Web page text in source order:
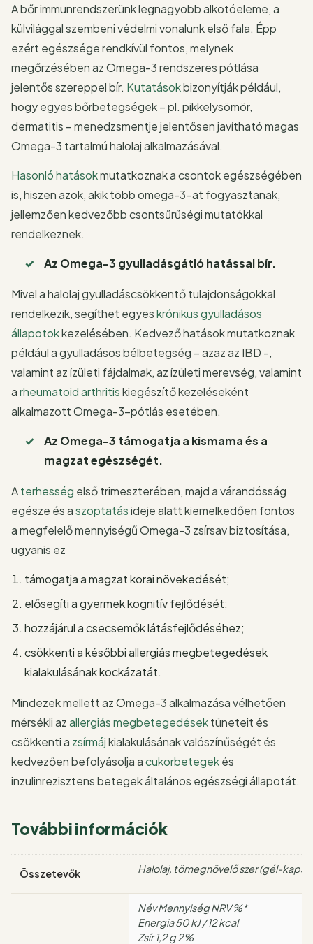
A bőr immunrendszerünk legnagyobb alkotóeleme, a
külvilággal szembeni védelmi vonalunk első fala. Épp
ezért egészsége rendkívül fontos, melynek
megőrzésében az Omega-3 rendszeres pótlása
jelentős szereppel bír. Kutatásokbizonyítják például,
hogy egyes bőrbetegségek – pl. pikkelysömör,
dermatitis – menedzsmentje jelentősen javítható magas
Omega-3 tartalmú halolaj alkalmazásával.
Hasonló hatásokmutatkoznak a csontok egészségében
is, hiszen azok, akik több omega-3-at fogyasztanak,
jellemzően kedvezőbb csontsűrűségi mutatókkal
rendelkeznek.
Az Omega-3 gyulladásgátló hatással bír.
Mivel a halolaj gyulladáscsökkentő tulajdonságokkal
rendelkezik, segíthet egyeskrónikus gyulladásos
állapotokkezelésében. Kedvező hatások mutatkoznak
például a gyulladásos bélbetegség – azaz az IBD -,
valamint az ízületi fájdalmak, az ízületi merevség, valamint
arheumatoid arthritiskiegészítő kezeléseként
alkalmazott Omega-3-pótlás esetében.
Az Omega-3 támogatja a kismama és a
magzat egészségét.
Aterhesség első trimeszterében, majd a várandósság
egésze és aszoptatásideje alatt kiemelkedően fontos
a megfelelő mennyiségű Omega-3 zsírsav biztosítása,
ugyanis ez
támogatja a magzat korai növekedését;
elősegíti a gyermek kognitív fejlődését;
hozzájárul a csecsemők látásfejlődéséhez;
csökkenti a későbbi allergiás megbetegedések
kialakulásának kockázatát.
Mindezek mellett az Omega-3 alkalmazása vélhetően
mérsékli azallergiás megbetegedésektüneteit és
csökkenti a zsírmájkialakulásának valószínűségét és
kedvezően befolyásolja acukorbetegekés
inzulinrezisztens betegek általános egészségi állapotát.
További információk
Összetevők Halolaj, tömegnövelő szer (gél-
Név Mennyiség NRV %*
Energia 50 kJ / 12 kcal
Zsír 1,2 g 2%